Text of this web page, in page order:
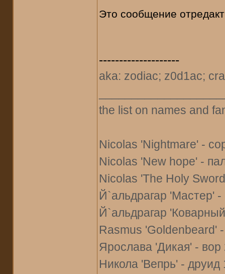
Это сообщение
--------------------
aka: zodiac; z0d1ac;
the list on names and
Nicolas 'Nightmare' -
Nicolas 'New hope' -
Nicolas 'The Holy
Й`альдрагар 'Мастер'
Й`альдрагар
Rasmus 'Goldenbeard'
Ярослава 'Дикая' - вор
Никола 'Вепрь' - друид